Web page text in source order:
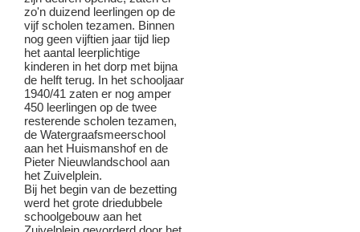
zo'n duizend leerlingen op de
vijf scholen tezamen. Binnen
nog geen vijftien jaar tijd liep
het aantal leerplichtige
kinderen in het dorp met bijna
de helft terug. In het schooljaar
1940/41 zaten er nog amper
450 leerlingen op de twee
resterende scholen tezamen,
de Watergraafsmeerschool
aan het Huismanshof en de
Pieter Nieuwlandschool aan
het Zuivelplein.
Bij het begin van de bezetting
werd het grote driedubbele
schoolgebouw aan het